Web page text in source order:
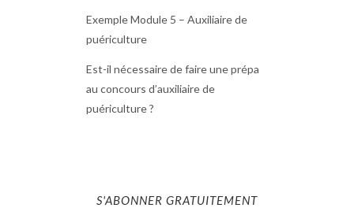
Exemple Module 5 – Auxiliaire de
puériculture
Est-il nécessaire de faire une prépa
au concours d’auxiliaire de
puériculture ?
S'ABONNER GRATUITEMENT